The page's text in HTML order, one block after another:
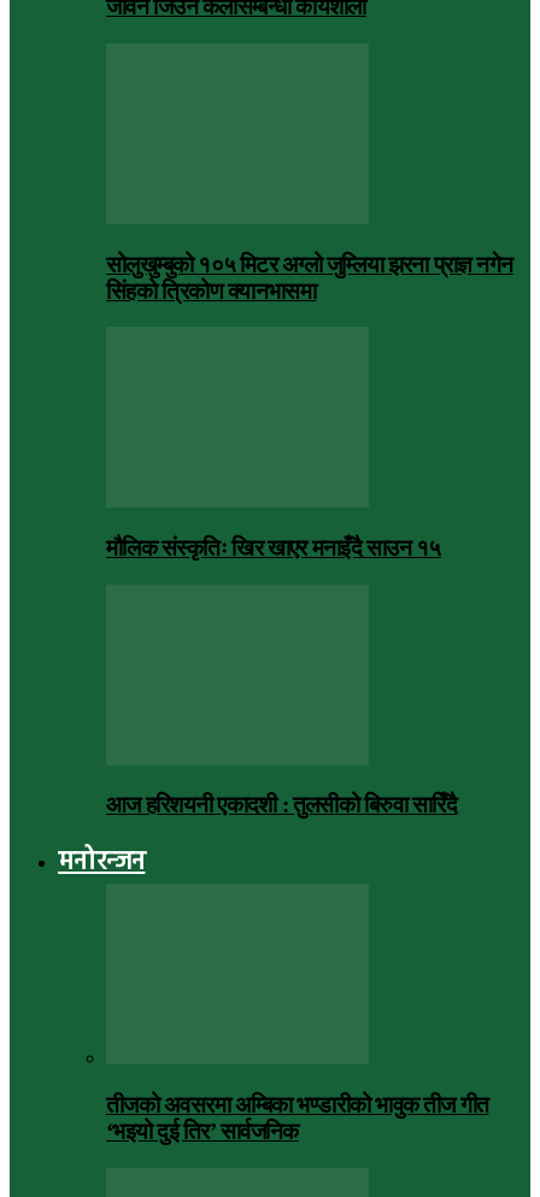
जीवन जिउने कलासम्बन्धी कार्यशाला
सोलुखुम्बुको १०५ मिटर अग्लो जुम्लिया झरना प्राज्ञ नगेन
सिंहको त्रिकोण क्यानभासमा
मौलिक संस्कृतिः खिर खाएर मनाइँदै साउन १५
आज हरिशयनी एकादशी : तुलसीको बिरुवा सारिँदै
मनोरन्जन
तीजको अवसरमा अम्बिका भण्डारीको भावुक तीज गीत
‘भइयो दुई तिर’ सार्वजनिक